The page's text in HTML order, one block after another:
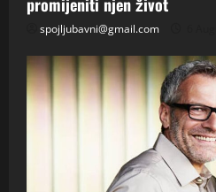
spojljubavni@gmail.com